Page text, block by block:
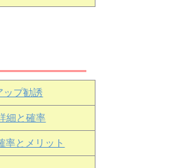
ップ勧誘
細と確率
率とメリット